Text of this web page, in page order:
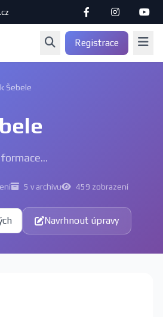
Registrace
Šebele
5 v archivu 459 zobrazení
Navrhnout úpravy